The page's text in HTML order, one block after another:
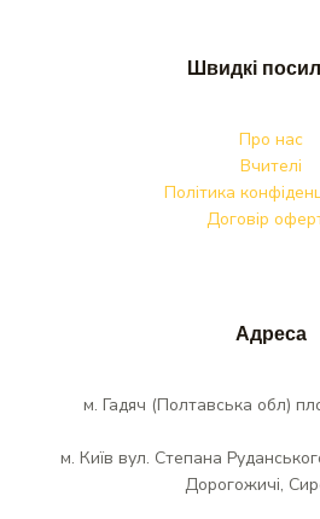
Швидкі
Про нас
Вчителі
Політика
Договір
Адреса
м. Гадяч (Полтавська обл)
м. Київ вул. Степана
Дорогожичі,